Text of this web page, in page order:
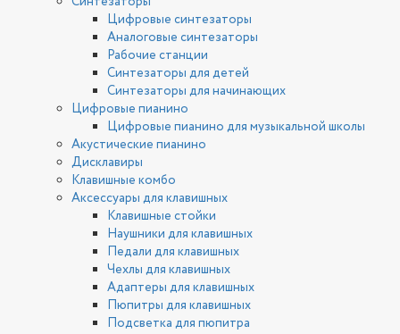
Цифровые синтезаторы
Аналоговые синтезаторы
Рабочие станции
Синтезаторы для детей
Синтезаторы для начинающих
Цифровые пианино
Цифровые пианино для музыкальной школы
Акустические пианино
Дисклавиры
Клавишные комбо
Аксессуары для клавишных
Клавишные стойки
Наушники для клавишных
Педали для клавишных
Чехлы для клавишных
Адаптеры для клавишных
Пюпитры для клавишных
Подсветка для пюпитра